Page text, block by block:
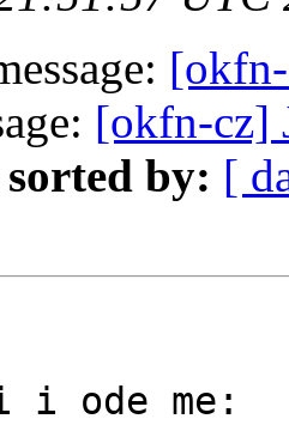
[okfn-cz]
sorted by: [
i ode me: